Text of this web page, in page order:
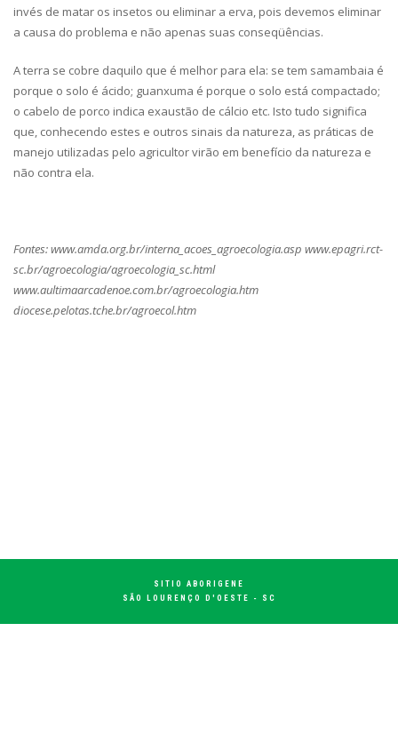
invés de matar os insetos ou eliminar a erva, pois devemos eliminar
a causa do problema e não apenas suas conseqüências.
A terra se cobre daquilo que é melhor para ela: se tem samambaia é
porque o solo é ácido; guanxuma é porque o solo está compactado;
o cabelo de porco indica exaustão de cálcio etc. Isto tudo significa
que, conhecendo estes e outros sinais da natureza, as práticas de
manejo utilizadas pelo agricultor virão em benefício da natureza e
não contra ela.
Fontes: www.amda.org.br/interna_acoes_agroecologia.asp www.epagri.rct-
sc.br/agroecologia/agroecologia_sc.html
www.aultimaarcadenoe.com.br/agroecologia.htm
diocese.pelotas.tche.br/agroecol.htm
SITIO ABORIGENE
SÃO LOURENÇO D'OESTE - SC